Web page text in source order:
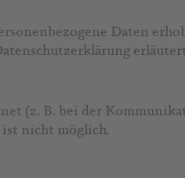
Daten
(z. B. bei der
nicht möglich.